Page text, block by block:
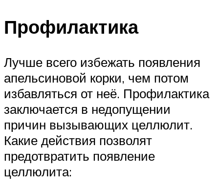
Профилактика
Лучше всего избежать появления
апельсиновой корки, чем потом
избавляться от неё. Профилактика
заключается в недопущении
причин вызывающих целлюлит.
Какие действия позволят
предотвратить появление
целлюлита: